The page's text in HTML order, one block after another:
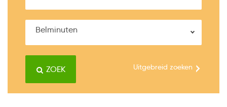
Belminuten
ZOEK Uitgebreid zoeken